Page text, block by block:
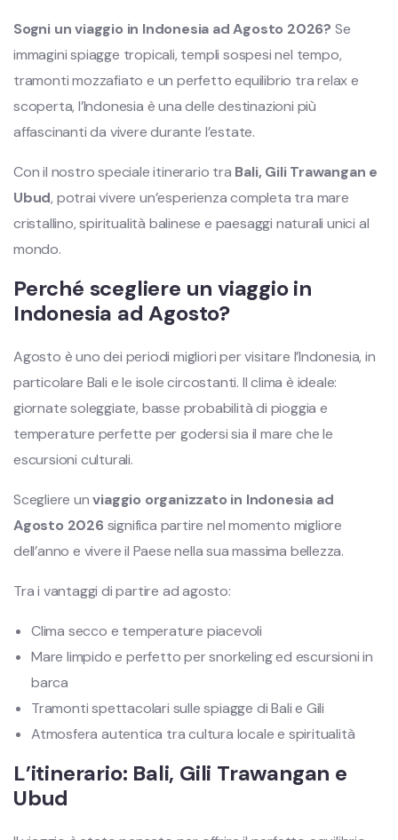
Sogni un viaggio in Indonesia ad Agosto 2026? Se
immagini spiagge tropicali, templi sospesi nel tempo,
tramonti mozzafiato e un perfetto equilibrio tra relax e
scoperta, l’Indonesia è una delle destinazioni più
affascinanti da vivere durante l’estate.
Con il nostro speciale itinerario tra Bali, Gili Trawangan e
Ubud, potrai vivere un’esperienza completa tra mare
cristallino, spiritualità balinese e paesaggi naturali unici al
mondo.
Perché scegliere un viaggio in
Indonesia ad Agosto?
Agosto è uno dei periodi migliori per visitare l’Indonesia, in
particolare Bali e le isole circostanti. Il clima è ideale:
giornate soleggiate, basse probabilità di pioggia e
temperature perfette per godersi sia il mare che le
escursioni culturali.
Scegliere unviaggio organizzato in Indonesia ad
Agosto 2026 significa partire nel momento migliore
dell’anno e vivere il Paese nella sua massima bellezza.
Tra i vantaggi di partire ad agosto:
Clima secco e temperature piacevoli
Mare limpido e perfetto per snorkeling ed escursioni in
barca
Tramonti spettacolari sulle spiagge di Bali e Gili
Atmosfera autentica tra cultura locale e spiritualità
L’itinerario: Bali, Gili Trawangan e
Ubud